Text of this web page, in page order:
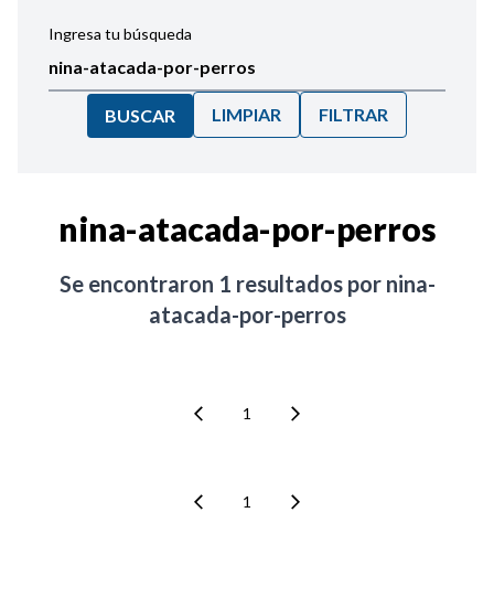
Ingresa tu búsqueda
BUSCAR LIMPIAR FILTRAR
nina-atacada-por-perros
Se encontraron 1 resultados por nina-
atacada-por-perros
1
1